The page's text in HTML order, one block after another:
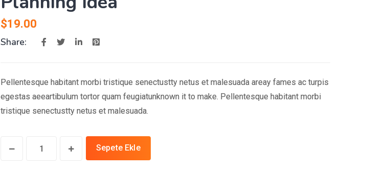
$19.00
Share:
Pellentesque habitant morbi tristique senectustty netus et malesuada areay fames ac turpis
egestas aeeartibulum tortor quam feugiatunknown it to make. Pellentesque habitant morbi
tristique senectustty netus et malesuada.
Sepete Ekle